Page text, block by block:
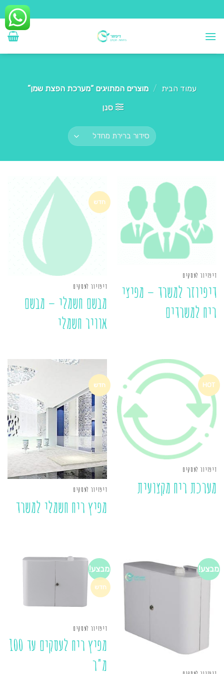
to
content
עמוד הבית / מוצרים המתויגים “מערכת הפצת שמן”
סנן
דיפזיור לעסקים
דיפיוזר למשרד – מפיצי
ריח למשרדים
חדש
דיפזיור לעסקים
מבשם חשמלי – מבשם
אוויר חשמלי
HOT
דיפזיור לעסקים
מערכת ריח מקצועית
חדש
דיפזיור לעסקים
מפיץ ריח חשמלי למשרד
מבצע! מבצע!
חדש
דיפזיור לעסקים
מפיץ ריח לעסקים עד 100
מ"ר